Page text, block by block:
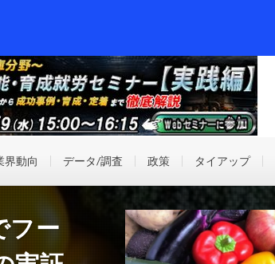
界動向 データ/調査 政策 タイアップ
フー